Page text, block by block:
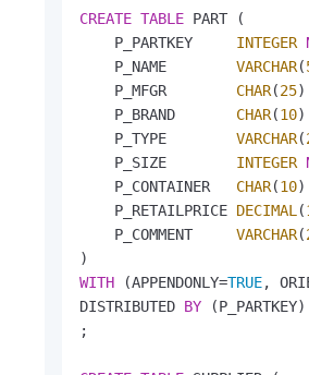
CREATE TABLE PART (
    P_PARTKEY
INTEGER
    P_NAME
VARCHAR(
    P_MFGR
CHAR(25)
    P_BRAND
CHAR(10)
    P_TYPE
VARCHAR(
    P_SIZE
INTEGER
    P_CONTAINER
CHAR(10)
    P_RETAILPRICE
DECIMAL (
    P_COMMENT
VARCHAR(
WITH (APPENDONLY=TRUE,
DISTRIBUTED BY (P_PARTKEY)
;